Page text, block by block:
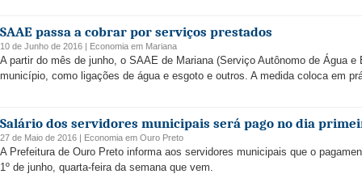
SAAE passa a cobrar por serviços prestados
10 de Junho de 2016 | Economia em Mariana
A partir do mês de junho, o SAAE de Mariana (Serviço Autônomo de Água
município, como ligações de água e esgoto e outros. A medida coloca em
Salário dos servidores municipais será pago no dia
27 de Maio de 2016 | Economia em Ouro Preto
A Prefeitura de Ouro Preto informa aos servidores municipais que o
1º de junho, quarta-feira da semana que vem.